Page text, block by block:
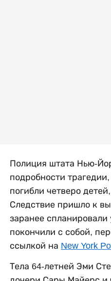
Полиция штата Нью-
подробности
погибли четверо
Следствие пришло к
заранее спланировали
покончили с собой,
ссылкой на New York
Тела 64-летней Эми